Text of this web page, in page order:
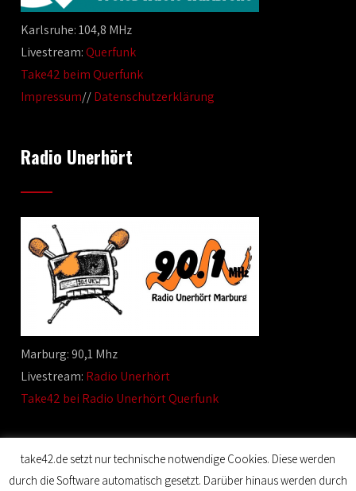
Karlsruhe: 104,8 MHz
Livestream:Querfunk
Take42 beim Querfunk
Impressum//Datenschutzerklärung
Radio Unerhört
Marburg: 90,1 Mhz
Livestream: Radio Unerhört
Take42 bei Radio Unerhört Querfunk
take42.de setzt nur technische notwendige Cookies. Diese werden
durch die Software automatisch gesetzt. Darüber hinaus werden durch